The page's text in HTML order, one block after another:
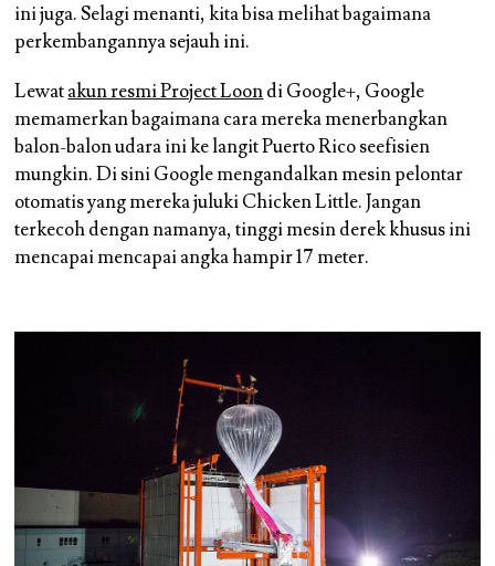
ini juga. Selagi menanti, kita bisa melihat bagaimana
perkembangannya sejauh ini.
Lewatakun resmi Project Loondi Google+, Google
memamerkan bagaimana cara mereka menerbangkan
balon-balon udara ini ke langit Puerto Rico seefisien
mungkin. Di sini Google mengandalkan mesin pelontar
otomatis yang mereka juluki Chicken Little. Jangan
terkecoh dengan namanya, tinggi mesin derek khusus ini
mencapai mencapai angka hampir 17 meter.